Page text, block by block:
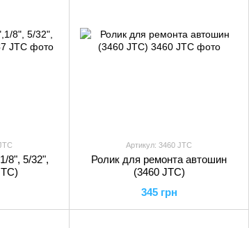
8", 5/32",
Артикул: 3460 JTC
Ролик для ремонта автошин
(3460 JTC)
345 грн